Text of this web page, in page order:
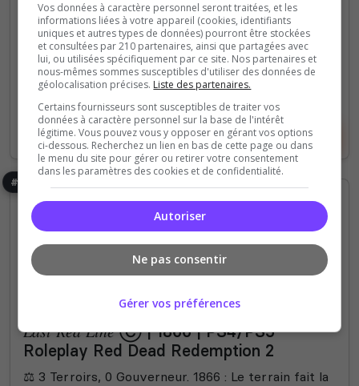
0
votes
4
clics
(0)
100 Slots
Voir le serveur Voter
#16
RP écrit RP vocal
𝐿𝑎𝑠𝑡 𝑅𝑒𝑑 𝐿𝑖𝑛𝑒 Ⓒ | 1866 | PS4/PS5
Roleplay Red Dead Redemption 2
​⚖️ 3 Terroirs, 0 Gouverneur. 1866 : Le terrain fait la
Vos données à caractère personnel seront traitées, et les
informations liées à votre appareil (cookies, identifiants
uniques et autres types de données) pourront être stockées
et consultées par 210 partenaires, ainsi que partagées avec
lui, ou utilisées spécifiquement par ce site. Nos partenaires et
nous-mêmes sommes susceptibles d'utiliser des données de
géolocalisation précises. Liste des partenaires.
Certains fournisseurs sont susceptibles de traiter vos
données à caractère personnel sur la base de l'intérêt
légitime. Vous pouvez vous y opposer en gérant vos options
ci-dessous. Recherchez un lien en bas de cette page ou dans
le menu du site pour gérer ou retirer votre consentement
dans les paramètres des cookies et de confidentialité.
Autoriser
Ne pas consentir
Gérer vos préférences